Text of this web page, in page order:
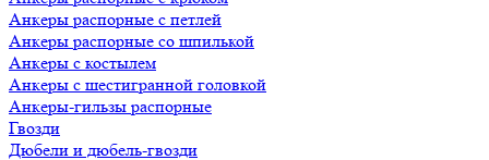
Анкеры распорные с петлей
Анкеры распорные со шпилькой
Анкеры с костылем
Анкеры с шестигранной головкой
Анкеры-гильзы распорные
Гвозди
Дюбели и дюбель-гвозди